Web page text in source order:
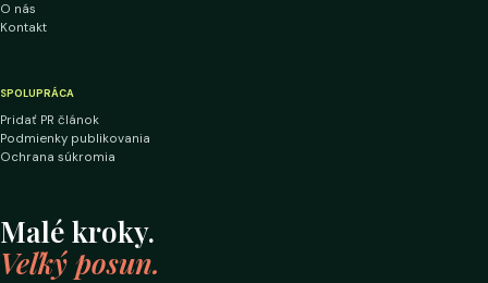
O nás
Kontakt
SPOLUPRÁCA
Pridať PR článok
Podmienky publikovania
Ochrana súkromia
Malé kroky.
Veľký posun.